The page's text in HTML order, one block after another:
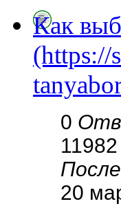
Как
(https://
0
11982
20